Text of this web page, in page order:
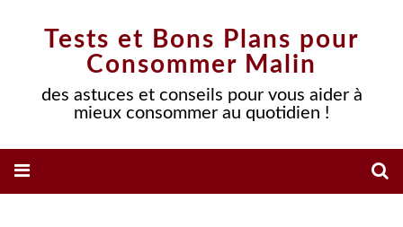
Tests et Bons Plans pour
Consommer Malin
des astuces et conseils pour vous aider à
mieux consommer au quotidien !